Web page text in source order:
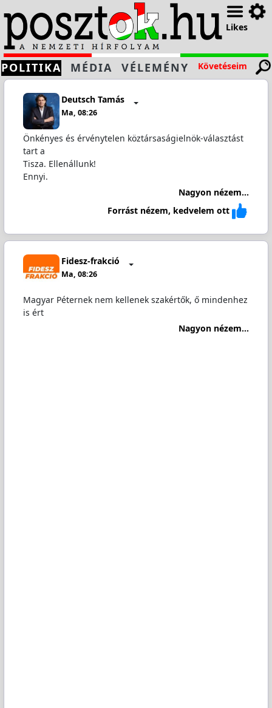
Likes
POLITIKA MÉDIA VÉLEMÉNY Követéseim
Deutsch Tamás
Ma, 08:26
Önkényes és érvénytelen köztársaságielnök-választást
tart a
Tisza. Ellenállunk!
Ennyi.
Nagyon nézem...
Forrást nézem, kedvelem ott
Fidesz-frakció
Ma, 08:26
Magyar Péternek nem kellenek szakértők, ő mindenhez
is ért
Nagyon nézem...